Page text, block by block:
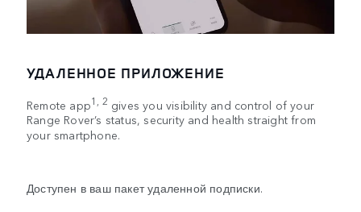
УДАЛЕННОЕ ПРИЛОЖЕНИЕ
Remote app1, 2 gives you visibility and control of your
Range Rover’s status, security and health straight from
your smartphone.
Доступен в ваш пакет удаленной подписки.